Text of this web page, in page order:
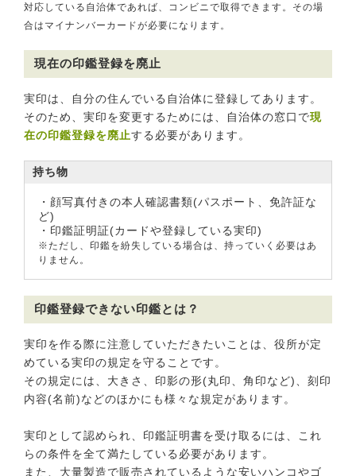
対応している自治体であれば、コンビニで取得できます。その場
合はマイナンバーカードが必要になります。
現在の印鑑登録を廃止
実印は、自分の住んでいる自治体に登録してあります。
そのため、実印を変更するためには、自治体の窓口で現
在の印鑑登録を廃止する必要があります。
持ち物
・顔写真付きの本人確認書類(パスポート、免許証な
ど)
・印鑑証明証(カードや登録している実印)
※ただし、印鑑を紛失している場合は、持っていく必要はあ
りません。
印鑑登録できない印鑑とは？
実印を作る際に注意していただきたいことは、役所が定
めている実印の規定を守ることです。
その規定には、大きさ、印影の形(丸印、角印など)、刻印
内容(名前)などのほかにも様々な規定があります。
実印として認められ、印鑑証明書を受け取るには、これ
らの条件を全て満たしている必要があります。
また、大量製造で販売されているような安いハンコやゴ